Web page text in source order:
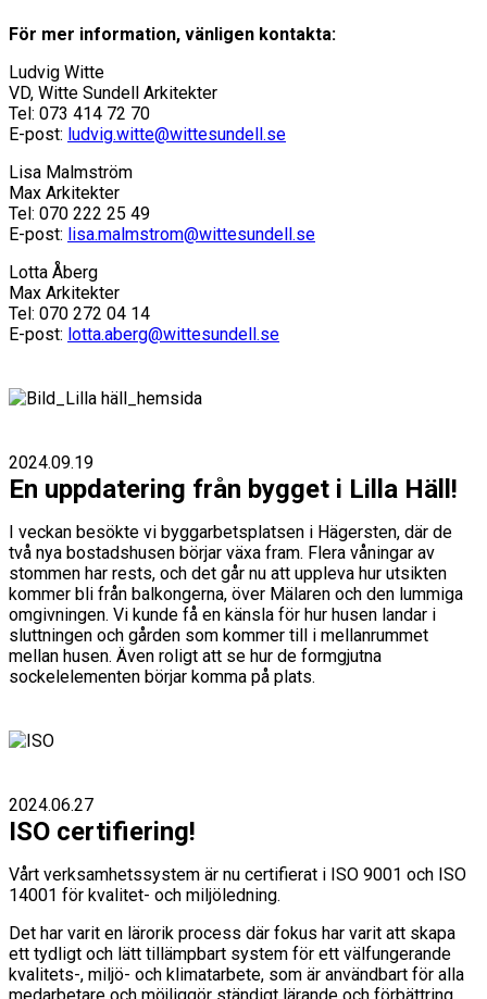
För mer information, vänligen kontakta:
Ludvig Witte
VD, Witte Sundell Arkitekter
Tel: 073 414 72 70
E-post: ludvig.witte@wittesundell.se
Lisa Malmström
Max Arkitekter
Tel: 070 222 25 49
E-post: lisa.malmstrom@wittesundell.se
Lotta Åberg
Max Arkitekter
Tel: 070 272 04 14
E-post: lotta.aberg@wittesundell.se
2024.09.19
En uppdatering från bygget i Lilla Häll!
I veckan besökte vi byggarbetsplatsen i Hägersten, där de
två nya bostadshusen börjar växa fram. Flera våningar av
stommen har rests, och det går nu att uppleva hur utsikten
kommer bli från balkongerna, över Mälaren och den lummiga
omgivningen. Vi kunde få en känsla för hur husen landar i
sluttningen och gården som kommer till i mellanrummet
mellan husen. Även roligt att se hur de formgjutna
sockelelementen börjar komma på plats.
2024.06.27
ISO certifiering!
Vårt verksamhetssystem är nu certifierat i ISO 9001 och ISO
14001 för kvalitet- och miljöledning.
Det har varit en lärorik process där fokus har varit att skapa
ett tydligt och lätt tillämpbart system för ett välfungerande
kvalitets-, miljö- och klimatarbete, som är användbart för alla